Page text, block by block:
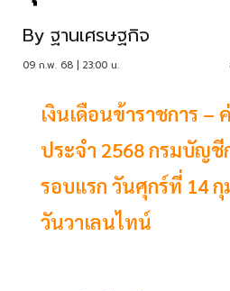
By ฐานเศรษฐกิจ
09 ก.พ. 68 | 23:00 น.
เงินเดือนข้าราชการ –
ประจำ 2568 กรมบัญชี
รอบแรก วันศุกร์ที่ 14
วันวาเลนไทน์